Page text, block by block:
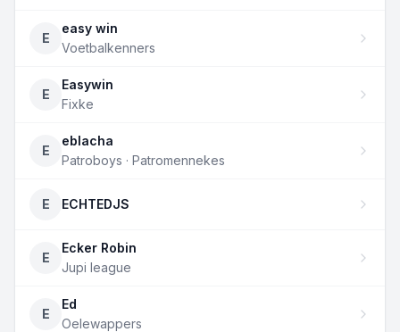
E
easy win
Voetbalkenners
E
Easywin
Fixke
E
eblacha
Patroboys · Patromennekes
E ECHTEDJS
E
Ecker Robin
Jupi league
E
Ed
Oelewappers